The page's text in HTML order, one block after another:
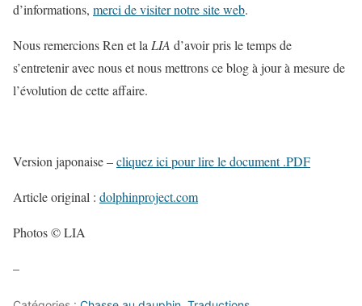
d’informations, merci de visiter notre site web.
Nous remercions Ren et laLIA d’avoir pris le temps de
s’entretenir avec nous et nous mettrons ce blog à jour à mesure de
l’évolution de cette affaire.
Version japonaise –cliquez ici pour lire le document .PDF
Article original : dolphinproject.com
Photos © LIA
–